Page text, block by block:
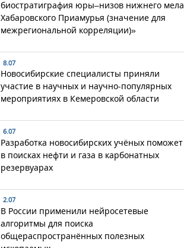
биостратиграфия юры–низов нижнего мела
Хабаровского Приамурья (значение для
межрегиональной корреляции)»
8.07
Новосибирские специалисты приняли
участие в научных и научно-популярных
мероприятиях в Кемеровской области
6.07
Разработка новосибирских учёных поможет
в поисках нефти и газа в карбонатных
резервуарах
2.07
В России применили нейросетевые
алгоритмы для поиска
общераспространённых полезных